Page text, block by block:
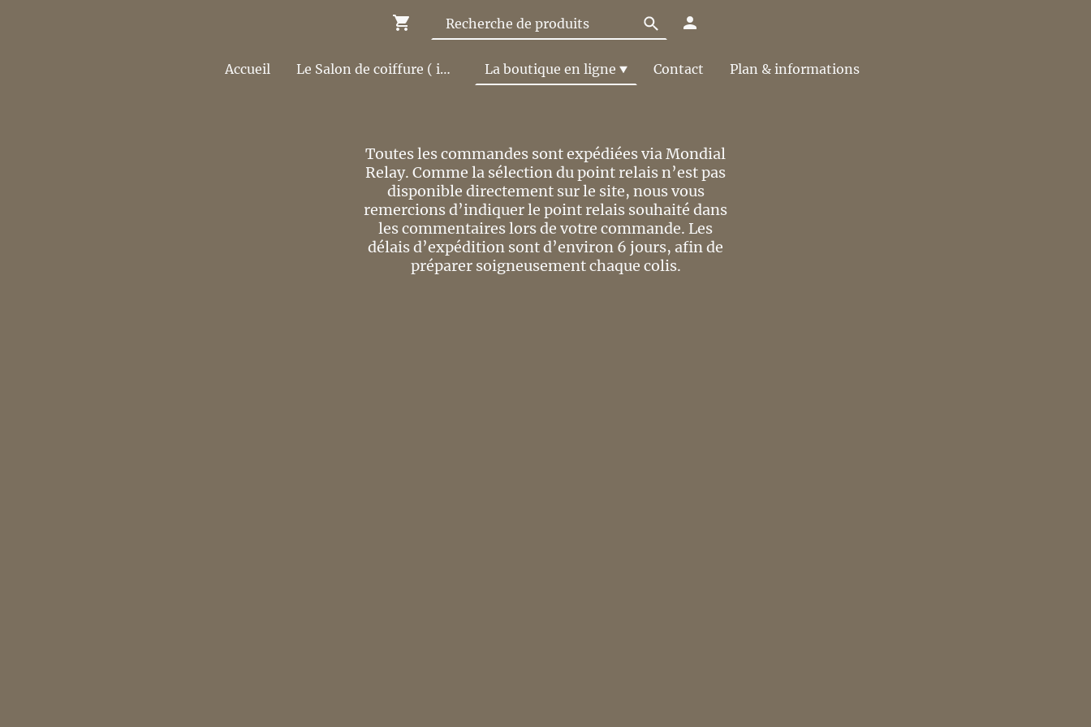
Accueil Le Salon de coiffure ( infos et tarifs ) La boutique en ligne Contact Plan & informations
Toutes les commandes sont expédiées via Mondial
Relay. Comme la sélection du point relais n’est pas
disponible directement sur le site, nous vous
remercions d’indiquer le point relais souhaité dans
les commentaires lors de votre commande. Les
délais d’expédition sont d’environ 6 jours, afin de
préparer soigneusement chaque colis.